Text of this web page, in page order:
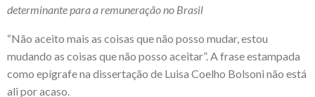
determinante para a remuneração no Brasil
“Não aceito mais as coisas que não posso mudar, estou
mudando as coisas que não posso aceitar”. A frase estampada
como epígrafe na dissertação de Luisa Coelho Bolsoni não está
ali por acaso.